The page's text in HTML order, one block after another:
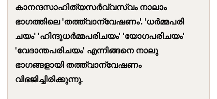
കാനന്ദസാഹിത്യസർവ്വസ്വം നാലാം
ഭാഗത്തിലെ 'തത്ത്വാന്വേഷണം'. 'ധർമ്മപരി
ചയം' 'ഹിന്ദുധർമ്മപരിചയം' 'യോഗപരിചയം'
'വേദാന്തപരിചയം' എന്നിങ്ങനെ നാലു
ഭാഗങ്ങളായി തത്ത്വാന്വേഷണം
വിഭജിച്ചിരിക്കുന്നു.